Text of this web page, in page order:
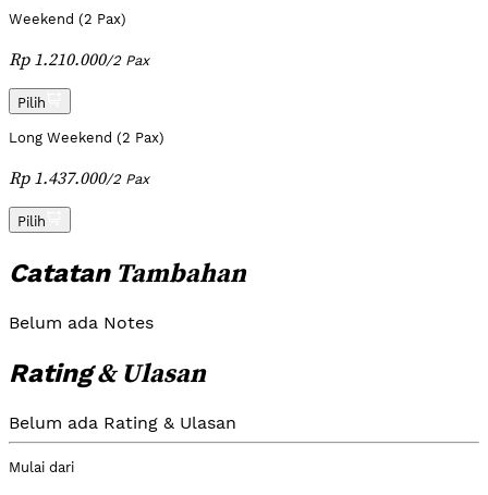
Weekend (2 Pax)
Rp 1.210.000/2 Pax
Pilih
Long Weekend (2 Pax)
Rp 1.437.000/2 Pax
Pilih
CatatanTambahan
Belum ada Notes
Rating& Ulasan
Belum ada Rating & Ulasan
Mulai dari